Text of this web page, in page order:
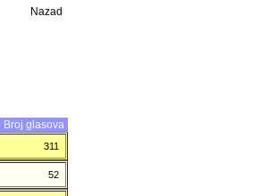
Nazad
Broj glasova
311
52